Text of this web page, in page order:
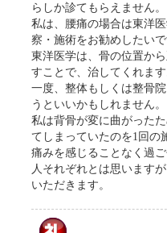
らしか診てもらえません。
私は、腰痛の場合は東洋
察・施術をお勧めしたいで
東洋医学は、骨の位置か
すことで、治してくれます
一度、整体もしくは整骨
うといいかもしれません。
私は背骨が変に曲がった
てしまっていたのを1回の
痛みを感じることなく過ご
人それぞれとは思います
いただきます。